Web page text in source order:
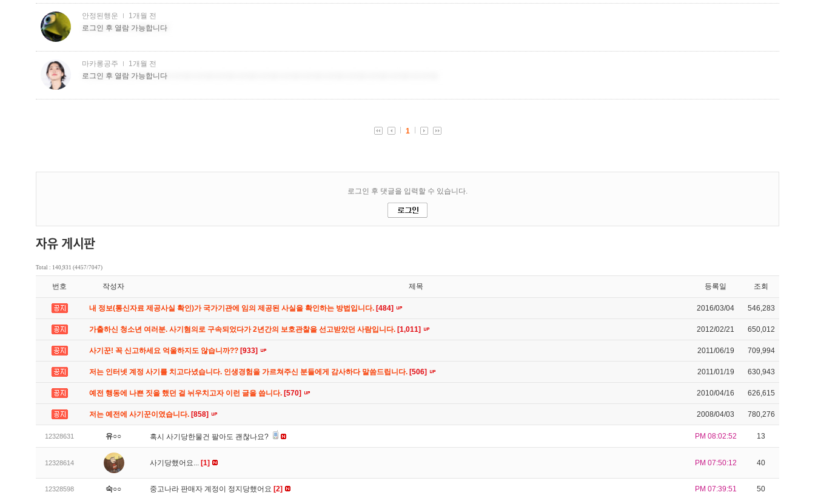
Total : 140,931 (4457/7047)
번호 작성자 제목 등록일 조회
내 정보(통신자료 제공사실 확인)가 국가기관에 임의 제공된 사실을 확인하는 방법입니다. [484] 2016/03/04 546,283
가출하신 청소년 여러분. 사기혐의로 구속되었다가 2년간의 보호관찰을 선고받았던 사람입니다. [1,011] 2012/02/21 650,012
사기꾼! 꼭 신고하세요 억울하지도 않습니까?? [933] 2011/06/19 709,994
저는 인터넷 계정 사기를 치고다녔습니다. 인생경험을 가르쳐주신 분들에게 감사하다 말씀드립니다. [506] 2011/01/19 630,943
예전 행동에 나쁜 짓을 했던 걸 뉘우치고자 이런 글을 씁니다. [570] 2010/04/16 626,615
저는 예전에 사기꾼이였습니다. [858] 2008/04/03 780,276
12328631 유○○ 혹시 사기당한물건 팔아도 괜찮나요? PM 08:02:52 13
12328614 사기당했어요... [1] PM 07:50:12 40
12328598 숙○○ 중고나라 판매자 계정이 정지당했어요 [2] PM 07:39:51 50